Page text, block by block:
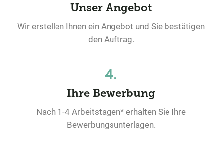
Unser Angebot
Wir erstellen Ihnen ein Angebot und Sie bestätigen
den Auftrag.
4.
Ihre Bewerbung
Nach 1-4 Arbeitstagen* erhalten Sie Ihre
Bewerbungsunterlagen.